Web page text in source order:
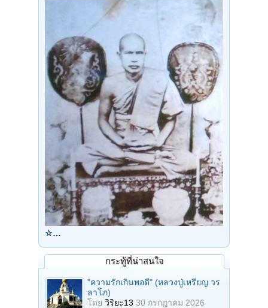
☆…
กระทู้ที่น่าสนใจ
"ความรักเกินพอดี" (หลวงปู่เหรียญ วร
ลาโภ)
โดย วิริยะ13 30 กรกฎาคม 2026